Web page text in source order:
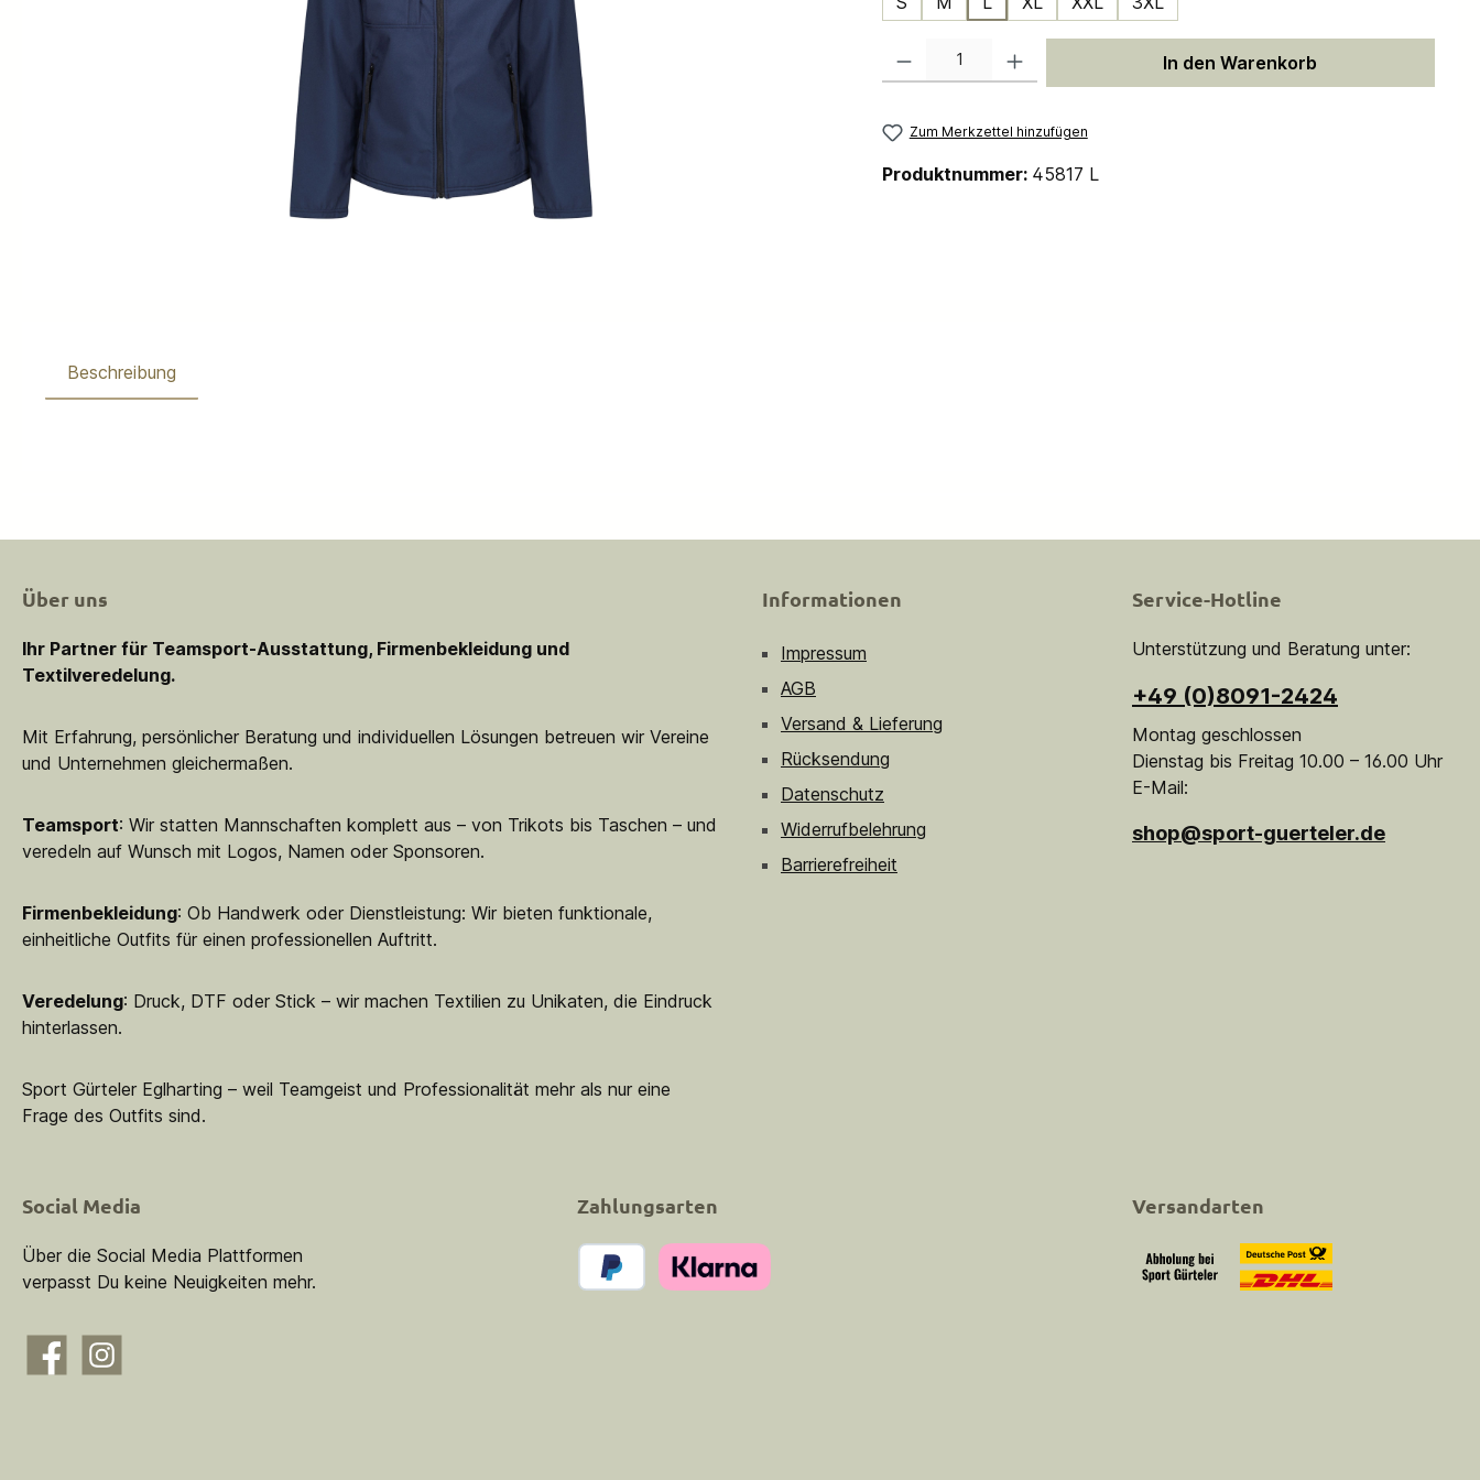
In den Warenkorb
Zum Merkzettel hinzufügen
Produktnummer: 45817 L
Beschreibung
Über uns
Ihr Partner für Teamsport-Ausstattung, Firmenbekleidung und
Textilveredelung.
Mit Erfahrung, persönlicher Beratung und individuellen Lösungen betreuen wir Vereine
und Unternehmen gleichermaßen.
Teamsport: Wir statten Mannschaften komplett aus – von Trikots bis Taschen – und
veredeln auf Wunsch mit Logos, Namen oder Sponsoren.
Firmenbekleidung: Ob Handwerk oder Dienstleistung: Wir bieten funktionale,
einheitliche Outfits für einen professionellen Auftritt.
Veredelung: Druck, DTF oder Stick – wir machen Textilien zu Unikaten, die Eindruck
hinterlassen.
Sport Gürteler Eglharting – weil Teamgeist und Professionalität mehr als nur eine
Frage des Outfits sind.
Informationen
Impressum
AGB
Versand & Lieferung
Rücksendung
Datenschutz
Widerrufbelehrung
Barrierefreiheit
Service-Hotline
Unterstützung und Beratung unter:
+49 (0)8091-2424
Montag geschlossen
Dienstag bis Freitag 10.00 – 16.00 Uhr
E-Mail:
shop@sport-guerteler.de
Social Media
Über die Social Media Plattformen
verpasst Du keine Neuigkeiten mehr.
FacebookInstagram
Zahlungsarten Versandarten